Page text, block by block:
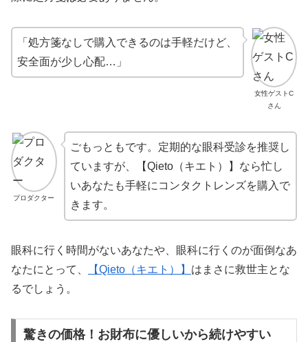
女性ゲストC
さん
「処方箋なしで購入できるのは手軽だけど、
安全面が少し心配…」
プロダクター
ごもっともです。定期的な眼科受診を推奨し
ていますが、【Qieto（キエト）】なら忙し
いあなたも手軽にコンタクトレンズを購入で
きます。
眼科に行く時間がないあなたや、眼科に行くのが面倒なあ
なたにとって、
【Qieto（キエト）】 はまさに救世主とな
るでしょう。
驚きの価格！お財布に優しいから続けやすい